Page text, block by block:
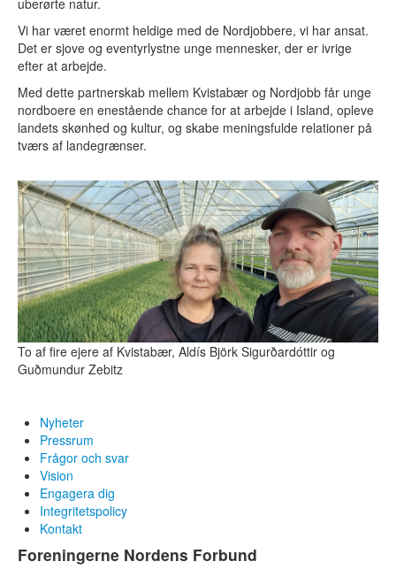
Vi har været enormt heldige med de Nordjobbere, vi har ansat.
Det er sjove og eventyrlystne unge mennesker, der er ivrige
efter at arbejde.
Med dette partnerskab mellem Kvistabær og Nordjobb får unge
nordboere en enestående chance for at arbejde i Island, opleve
landets skønhed og kultur, og skabe meningsfulde relationer på
tværs af landegrænser.
To af fire ejere af Kvistabær, Aldís Björk Sigurðardóttir og
Guðmundur Zebitz
Nyheter
Pressrum
Frågor och svar
Vision
Engagera dig
Integritetspolicy
Kontakt
Foreningerne Nordens Forbund